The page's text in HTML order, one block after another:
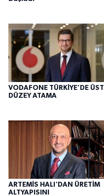
VODAFONE TÜRKİYE’DE ÜST
DÜZEY ATAMA
ARTEMİS HALI'DAN ÜRETİM
ALTYAPISINI